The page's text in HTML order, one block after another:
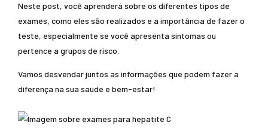
Neste post, você aprenderá sobre os diferentes tipos de
exames, como eles são realizados e a importância de fazer o
teste, especialmente se você apresenta sintomas ou
pertence a grupos de risco.
Vamos desvendar juntos as informações que podem fazer a
diferença na sua saúde e bem-estar!